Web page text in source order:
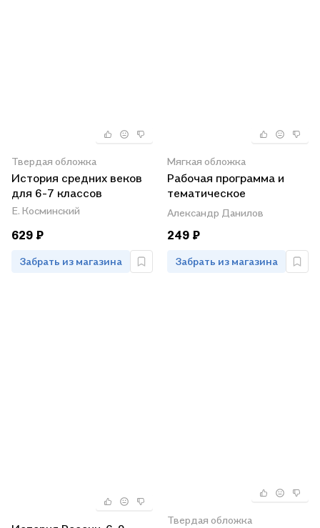
Твердая обложка
История средних веков
для 6-7 классов
Е. Косминский
629 ₽
Забрать из магазина
Мягкая обложка
Рабочая программа и
тематическое
планирование курса
"История России". 6-10
классы. Учебное пособие
Александр Данилов
249 ₽
Забрать из магазина
Твердая обложка